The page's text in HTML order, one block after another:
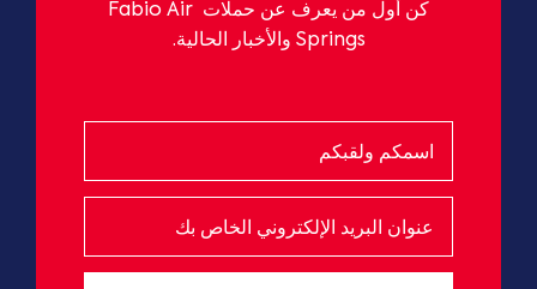
كن أول من يعرف عن حملات Fabio Air
Springs والأخبار الحالية.